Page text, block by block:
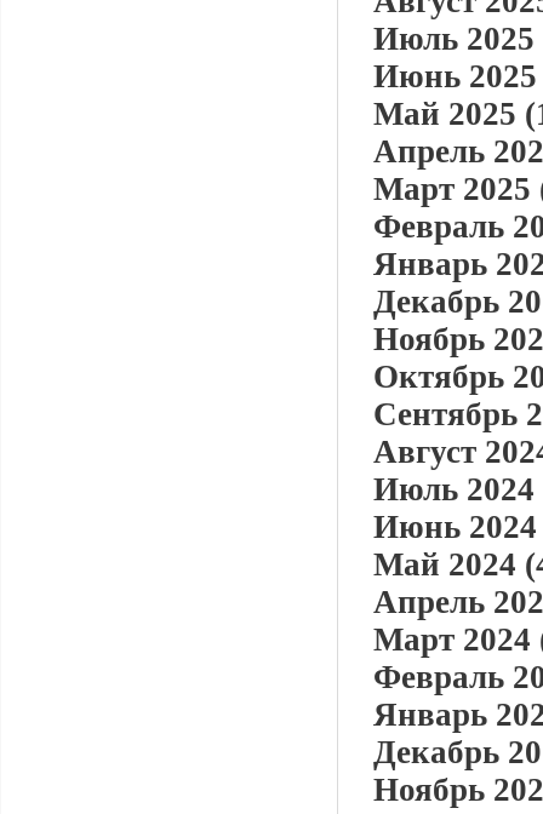
Июль 2025
Июнь 2025
Май 2025
Апрель
Март 2025
Февраль
Январь
Декабрь
Ноябрь
Октябрь
Сентябрь
Август
Июль 2024
Июнь 2024
Май 2024
Апрель
Март 2024
Февраль
Январь
Декабрь
Ноябрь